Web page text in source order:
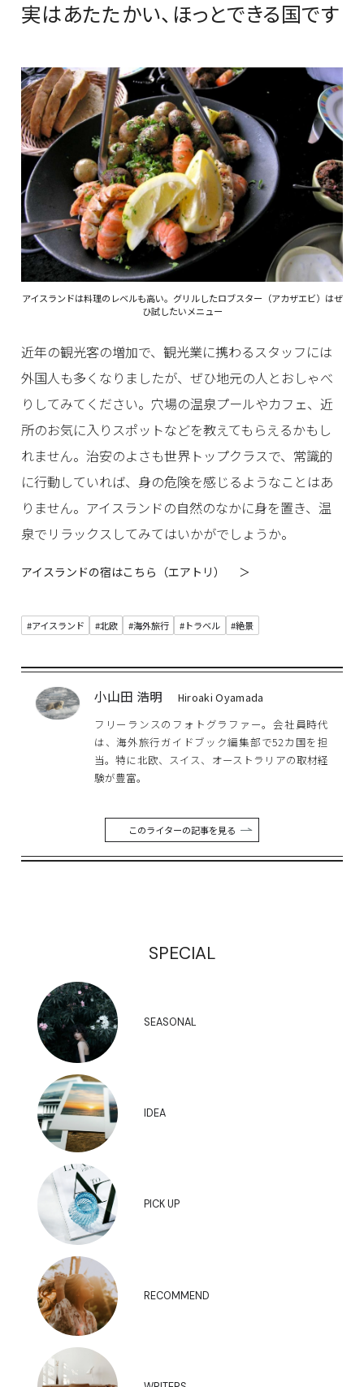
実はあたたかい、ほっとできる国です
アイスランドは料理のレベルも高い。グリルしたロブスター（アカザエビ）はぜ
ひ試したいメニュー
近年の観光客の増加で、観光業に携わるスタッフには
外国人も多くなりましたが、ぜひ地元の人とおしゃべ
りしてみてください。穴場の温泉プールやカフェ、近
所のお気に入りスポットなどを教えてもらえるかもし
れません。治安のよさも世界トップクラスで、常識的
に行動していれば、身の危険を感じるようなことはあ
りません。アイスランドの自然のなかに身を置き、温
泉でリラックスしてみてはいかがでしょうか。
アイスランドの宿はこちら（エアトリ） ＞
#アイスランド #北欧 #海外旅行 #トラベル #絶景
小山田 浩明
Hiroaki Oyamada
フリーランスのフォトグラファー。会社員時代
は、海外旅行ガイドブック編集部で52カ国を担
当。特に北欧、スイス、オーストラリアの取材経
験が豊富。
このライターの記事を見る
SPECIAL
SEASONAL
IDEA
PICK UP
RECOMMEND